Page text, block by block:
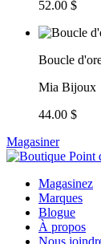
52.00 $
Boucle
Mia Bijoux
44.00 $
Magasiner
Magasinez
Marques
Blogue
À propos
Nous